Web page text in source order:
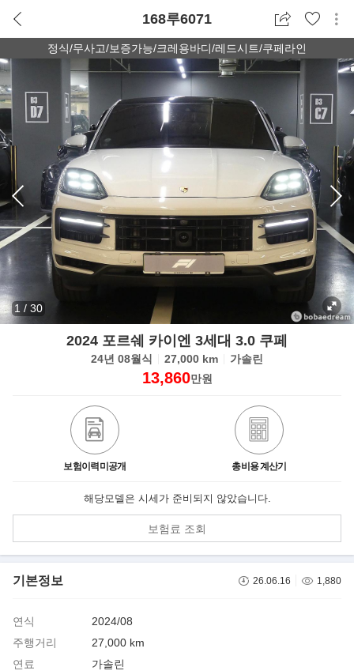
168루6071
정식/무사고/보증가능/크레용바디/레드시트/쿠페라인
1 / 30
2024 포르쉐 카이엔 3세대 3.0 쿠페
24년 08월식 27,000 km 가솔린
13,860만원
보험이력미공개 총비용 계산기
해당모델은 시세가 준비되지 않았습니다.
보험료 조회
기본정보 26.06.16 1,880
연식
2024/08
주행거리
27,000 km
연료
가솔린